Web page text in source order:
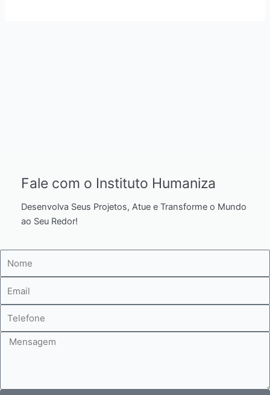
Fale com o Instituto Humaniza
Desenvolva Seus Projetos, Atue e Transforme o Mundo
ao Seu Redor!
mail
Mensagem